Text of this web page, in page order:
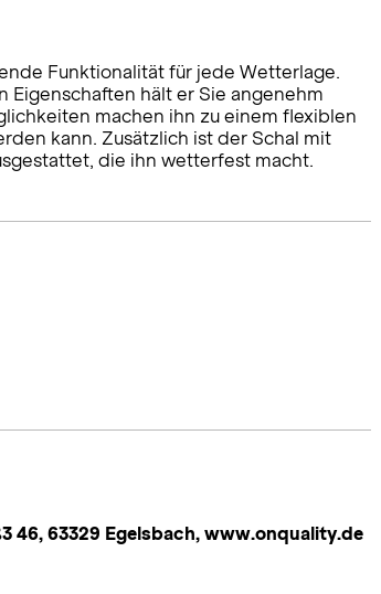
Funktionalität für jede Wetterlage.
hält er Sie angenehm
machen ihn zu einem flexiblen
kann. Zusätzlich ist der Schal mit
die ihn wetterfest macht.
46, 63329 Egelsbach, www.onquality.de